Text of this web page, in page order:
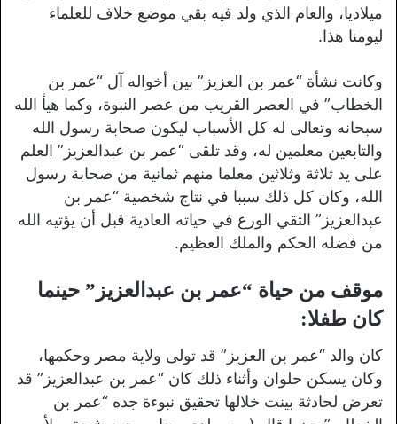
ميلاديا، والعام الذي ولد فيه بقي موضع خلاف للعلماء
ليومنا هذا.
وكانت نشأة “عمر بن العزيز” بين أخواله آل “عمر بن
الخطاب” في العصر القريب من عصر النبوة، وكما هيأ الله
سبحانه وتعالى له كل الأسباب ليكون صحابة رسول الله
والتابعين معلمين له، وقد تلقى “عمر بن عبدالعزيز” العلم
على يد ثلاثة وثلاثين معلما منهم ثمانية من صحابة رسول
الله، وكان كل ذلك سببا في نتاج شخصية “عمر بن
عبدالعزيز” التقي الورع في حياته العادية قبل أن يؤتيه الله
من فضله الحكم والملك العظيم.
موقف من حياة “عمر بن عبدالعزيز” حينما
كان طفلا:
كان والد “عمر بن العزيز” قد تولى ولاية مصر وحكمها،
وكان يسكن حلوان وأثناء ذلك كان “عمر بن عبدالعزيز” قد
تعرض لحادثة بينت خلالها تحقيق نبوءة جده “عمر بن